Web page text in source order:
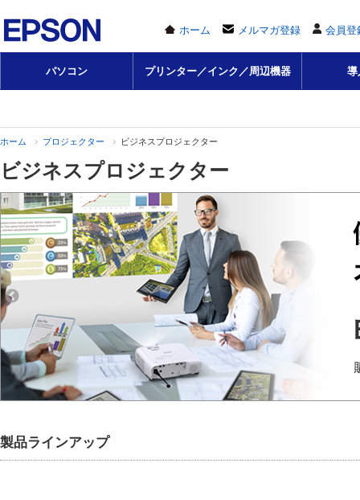
ホーム メルマガ登録 会員登
パソコン プリンター／インク／周辺機器 導
ホーム プロジェクター ビジネスプロジェクター
ビジネスプロジェクター
製品ラインアップ